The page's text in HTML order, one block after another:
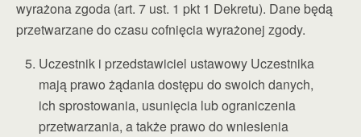
wyrażona zgoda (art. 7 ust. 1 pkt 1 Dekretu). Dane będą
przetwarzane do czasu cofnięcia wyrażonej zgody.
Uczestnik i przedstawiciel ustawowy Uczestnika
mają prawo żądania dostępu do swoich danych,
ich sprostowania, usunięcia lub ograniczenia
przetwarzania, a także prawo do wniesienia